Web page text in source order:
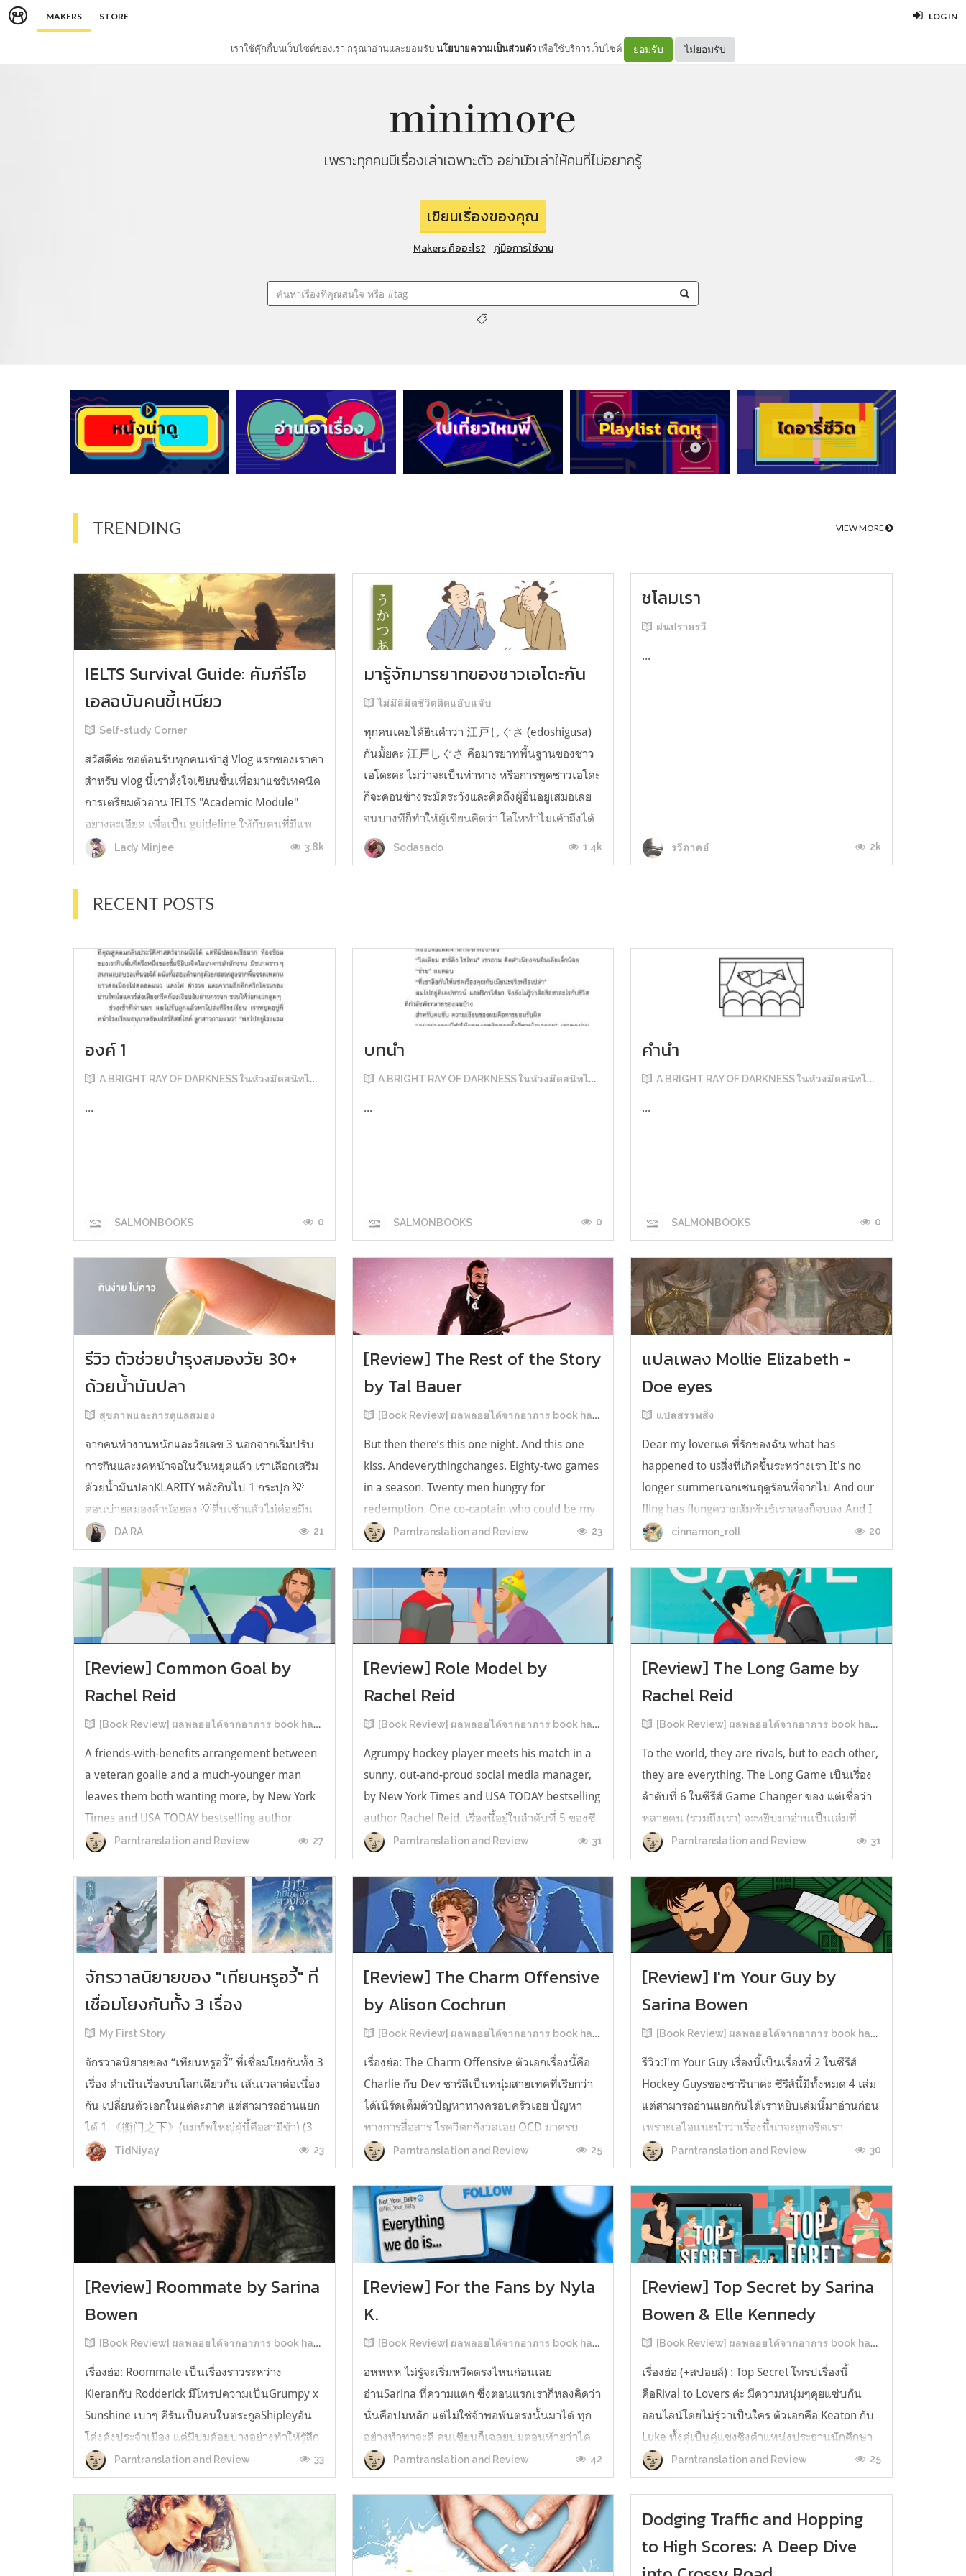
MAKERS STORE LOG IN
เราใช้คุ๊กกี้บนเว็บไซต์ของเรา กรุณาอ่านและยอมรับนโยบายความเป็นส่วนตัว เพื่อใช้บริการเว็บไซต์ ยอมรับ ไม่ยอมรับ
เพราะทุกคนมีเรื่องเล่าเฉพาะตัว อย่ามัวเล่าให้คนที่ไม่อยากรู้
เขียนเรื่องของคุณ
Makers คืออะไร? คู่มือการใช้งาน
TRENDING VIEW MORE
IELTS Survival Guide: คัมภีร์ไอ
เอลฉบับคนขี้เหนียว
Self-study Corner
สวัสดีค่ะ ขอต้อนรับทุกคนเข้าสู่ Vlog แรกของเราค่า
สำหรับ vlog นี้เราตั้งใจเขียนขึ้นเพื่อมาแชร์เทคนิค
การเตรียมตัวอ่าน IELTS "Academic Module"
อย่างละเอียด เพื่อเป็น guideline ให้กับคนที่มีแพ
ลนจะสอบแต่ไม่รู้ต้องเริ่มตรงไหน หรืออยากจะได้
ข้อมูลเพิ่มเติมมาเสริมความมั่นใจจากที่ตัวเองเรียน
Lady Minjee 3.8k
มารู้จักมารยาทของชาวเอโดะกัน
ไม่มีลิมิตชีวิตติดแอ๊บแจ๊บ
ทุกคนเคยได้ยินคำว่า 江戸しぐさ (edoshigusa)
กันมั้ยคะ 江戸しぐさ คือมารยาทพื้นฐานของชาว
เอโดะค่ะ ไม่ว่าจะเป็นท่าทาง หรือการพูดชาวเอโดะ
ก็จะค่อนข้างระมัดระวังและคิดถึงผู้อื่นอยู่เสมอเลย
จนบางทีก็ทำให้ผู้เขียนคิดว่า โอโหทำไมเค้าถึงได้
คิดถึงคนอื่นได้ขนาดนี้นะอยากรู้มั้ยคะว่าชาวเอโดะ
มารยาทดีขนาดไหน มาลองอ่านกันได้เ...
Sodasado 1.4k
ชโลมเรา
ฝนปรายรวี
...
รวีภาคย์ 2k
RECENT POSTS
องค์ 1
A BRIGHT RAY OF DARKNESS ในห้วงมืดสนิทไม่มิดแสง
...
SALMONBOOKS 0
บทนำ
A BRIGHT RAY OF DARKNESS ในห้วงมืดสนิทไม่มิดแสง
...
SALMONBOOKS 0
คำนำ
A BRIGHT RAY OF DARKNESS ในห้วงมืดสนิทไม่มิดแสง
...
SALMONBOOKS 0
รีวิว ตัวช่วยบำรุงสมองวัย 30+
ด้วยน้ำมันปลา
สุขภาพและการดูแลสมอง
จากคนทำงานหนักและวัยเลข 3 นอกจากเริ่มปรับ
การกินและงดหน้าจอในวันหยุดแล้ว เราเลือกเสริม
ด้วยน้ำมันปลาKLARITY หลังกินไป 1 กระปุก 💡
ตอนบ่ายสมองล้าน้อยลง 💡ตื่นเช้าแล้วไม่ค่อยมึน
หัว 💡ไอเดียไม่ตัน ยิ่งทำงานสาย Content แนะนำ
ว่าควรมี ชอบตรงที่ไม่มีกลิ่นคาวเลย กินง่ายสุด
ตั้งแต่เคยกินน้ำมันปลามาเลย ใครที่เคยกิ...
DA RA 21
[Review] The Rest of the Story
by Tal Bauer
[Book Review] ผลพลอยได้จากอาการ book hangover หลังอ่านสารพัน MM Romance
But then there’s this one night. And this one
kiss. Andeverythingchanges. Eighty-two games
in a season. Twenty men hungry for
redemption. One co-captain who could be my
forever. This is the rest of the story. หลังอ่าน
แบบฟีลกู้ดติดๆ กันแล้ว เลยอยากได้ความแสบ
ทรวงในชีวิตบ้าง (หาเรื่อง!) เล่มนี้คู่หูเอ...
Parntranslation and Review 23
แปลเพลง Mollie Elizabeth -
Doe eyes
แปลสรรพสิ่ง
Dear my loverแด่ ที่รักของฉัน what has
happened to usสิ่งที่เกิดขึ้นระหว่างเรา It's no
longer summerเฉกเช่นฤดูร้อนที่จากไป And our
fling has flungความสัมพันธ์เราสองก็จบลง And I
still spin your recordsแต่ฉันยังเล่นเพลงโปรดของ
คุณบนแผ่นเสียงไวนิล And You still feel like
homeในใจฉัน ตัวตนคุณก็ยังอบอ...
cinnamon_roll 20
[Review] Common Goal by
Rachel Reid
[Book Review] ผลพลอยได้จากอาการ book hangover หลังอ่านสารพัน MM Romance
A friends-with-benefits arrangement between
a veteran goalie and a much-younger man
leaves them both wanting more, by New York
Times and USA TODAY bestselling author
Rachel Reid. เป็นเรื่องลำดับที่ 4ในซีรีส์ Game
Changer และเป็นเล่มที่ 4 ที่เราหยิบมาอ่าน ใน
ที่สุดลำดับเรื่องกับลำดับที่หยิบอ่านก็ตรงกั...
Parntranslation and Review 27
[Review] Role Model by
Rachel Reid
[Book Review] ผลพลอยได้จากอาการ book hangover หลังอ่านสารพัน MM Romance
Agrumpy hockey player meets his match in a
sunny, out-and-proud social media manager,
by New York Times and USA TODAY bestselling
author Rachel Reid. เรื่องนี้อยู่ในลำดับที่ 5 ของซี
รีส์ Game Changer แต่เป็นเรื่องที่ 3 ที่เราหยิบมา
อ่าน เพราะเห็นว่าเป็นเรื่องในไทม์ไลน์เดียวกันกับ
TheLong Game ประกอบกั...
Parntranslation and Review 31
[Review] The Long Game by
Rachel Reid
[Book Review] ผลพลอยได้จากอาการ book hangover หลังอ่านสารพัน MM Romance
To the world, they are rivals, but to each other,
they are everything. The Long Game เป็นเรื่อง
ลำดับที่ 6 ในซีรีส์ Game Changer ของ แต่เชื่อว่า
หลายคน (รวมถึงเรา) จะหยิบมาอ่านเป็นเล่มที่
2หลังจากอ่าน Heated Rivalry มา555 เรื่องย่อ:
The Long Game เล่ม Long Game นี่จะเป็น
ประมาณ2 ปีหลังจาก HR จะดำเนินเ...
Parntranslation and Review 31
จักรวาลนิยายของ "เทียนหรูอวี้" ที่
เชื่อมโยงกันทั้ง 3 เรื่อง
My First Story
จักรวาลนิยายของ “เทียนหรูอวี้” ที่เชื่อมโยงกันทั้ง 3
เรื่อง ดำเนินเรื่องบนโลกเดียวกัน เส้นเวลาต่อเนื่อง
กัน เปลี่ยนตัวเอกในแต่ละภาค แต่สามารถอ่านแยก
ได้ 1.《衡门之下》(แม่ทัพใหญ่ผู้นี้คือสามีข้า) (3
เล่มจบ) เป็นเรื่องที่เกิดก่อน เล่าเรื่องของ ฝูถิง กับ
หลี่ชีฉือ ที่ต้องแต่งงานกันก่อนจะใช้ชีวิตห่างไกล
TidNiyay 23
[Review] The Charm Offensive
by Alison Cochrun
[Book Review] ผลพลอยได้จากอาการ book hangover หลังอ่านสารพัน MM Romance
เรื่องย่อ: The Charm Offensive ตัวเอกเรื่องนี้คือ
Charlie กับ Dev ชาร์ลีเป็นหนุ่มสายเทคที่เรียกว่า
ได้เนิร์ดเต็มตัวปัญหาทางครอบครัวเอย ปัญหา
ทางการสื่อสาร โรควิตกกังวลเอย OCD มาครบ
เรียกได้ว่าครบองค์ประกอบความโอตะ เขาทั้งไม่
เชื่อในรักแท้ ไม่เคยมีความสัมพันธ์ในเชิงโรแมนติก
กับใคร หรืออาจเรียกว่าไม่เคยรู...
Parntranslation and Review 25
[Review] I'm Your Guy by
Sarina Bowen
[Book Review] ผลพลอยได้จากอาการ book hangover หลังอ่านสารพัน MM Romance
รีวิว:I'm Your Guy เรื่องนี้เป็นเรื่องที่ 2 ในซีรีส์
Hockey Guysของซารินาค่ะ ซีรีส์นี้มีทั้งหมด 4 เล่ม
แต่สามารถอ่านแยกกันได้เราหยิบเล่มนี้มาอ่านก่อน
เพราะเอไอแนะนำว่าเรื่องนี้น่าจะถูกจริตเรา
มากกว่า555 เรื่องนี้เป็นเรื่องราวของ TOMMASO
นักกีฬาฮอกกี้ NHL กับ Carter มัณฑนากรมือฉมัง
ทอมมาโซเพิ่งโดนเทร...
Parntranslation and Review 30
[Review] Roommate by Sarina
Bowen
[Book Review] ผลพลอยได้จากอาการ book hangover หลังอ่านสารพัน MM Romance
เรื่องย่อ: Roommate เป็นเรื่องราวระหว่าง
Kieranกับ Rodderick มีโทรปความเป็นGrumpy x
Sunshine เบาๆ คีรันเป็นคนในตระกูลShipleyอัน
โด่งดังประจำเมือง แต่มีปมด้อยบางอย่างทำให้รู้สึก
ว่าพ่อรักพี่ชายมากกว่าตัวเองเสมอ จึงดิ้นรนอยาก
ออกมาอยู่คนเดียวเพื่อให้หลุดจากอิทธิพลของที่
บ้าน และไล่ตามความฝันการเป็นกราฟฟิ...
Parntranslation and Review 33
[Review] For the Fans by Nyla
K.
[Book Review] ผลพลอยได้จากอาการ book hangover หลังอ่านสารพัน MM Romance
อหหหห ไม่รู้จะเริ่มหวีดตรงไหนก่อนเลย
อ่านSarina ที่ความแตก ซึ่งตอนแรกเราก็หลงคิดว่า
นั่นคือปมหลัก แต่ไม่ใช่จ้าพอพ้นตรงนั้นมาได้ ทุก
อย่างทำท่าจะดี คนเขียนก็เฉลยปมตอนท้ายว่าไค
รันเคยเจออะไรมาในอดีตเท่านั้นแหละ คดีพลิกใน
ทันใด!!! ตรงนี้เป็นNarrative Escalation ที่ชอบ
มาก ทำให้รู้สึกเหมือนคนเขียนวางแผนไว้ตั...
Parntranslation and Review 42
[Review] Top Secret by Sarina
Bowen & Elle Kennedy
[Book Review] ผลพลอยได้จากอาการ book hangover หลังอ่านสารพัน MM Romance
เรื่องย่อ (+สปอยล์) : Top Secret โทรปเรื่องนี้
คือRival to Lovers ค่ะ มีความหนุ่มๆคุยแซ่บกัน
ออนไลน์โดยไม่รู้ว่าเป็นใคร ตัวเอกคือ Keaton กับ
Luke ทั้งคู่เป็นคู่แข่งชิงตำแหน่งประธานนักศึกษา
ของมหาวิทยาลัยประวัติศาสตร์ยาวนาน คีตันคือ
ตระกูลเรียนที่นี่มาสามรุ่น ใครๆ ก็มองว่าน่าจะได้
Parntranslation and Review 25
Dodging Traffic and Hopping
to High Scores: A Deep Dive